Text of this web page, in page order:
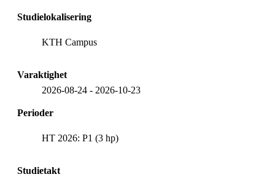
Studielokalisering
KTH Campus
Varaktighet
2026-08-24 - 2026-10-23
Perioder
HT 2026: P1 (3 hp)
Studietakt